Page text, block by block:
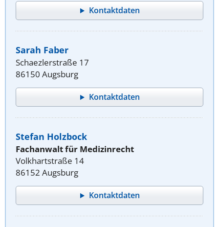
Kontaktdaten
Sarah Faber
Schaezlerstraße 17
86150 Augsburg
Kontaktdaten
Stefan Holzbock
Fachanwalt für Medizinrecht
Volkhartstraße 14
86152 Augsburg
Kontaktdaten